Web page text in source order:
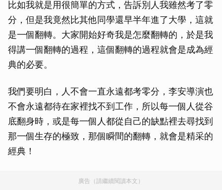
比如我就是用很簡單的方式，告訴別人我雖然考了零
分，但是我竟然比其他同學還早半年進了大學，這就
是一個翻轉。大家開始好奇我是怎麼翻轉的，於是我
得講一個翻轉的過程，這個翻轉的過程就會是成為經
典的必要。
我們要明白，人不會一直永遠都考零分，李安導演也
不會永遠都待在家裡找不到工作，所以每一個人從谷
底翻身時，或是每一個人都從自己的缺點裡去尋找到
那一個生存的極致，那個瞬間的翻轉，就會是精采的
經典！
廣告（請繼續閱讀本文）